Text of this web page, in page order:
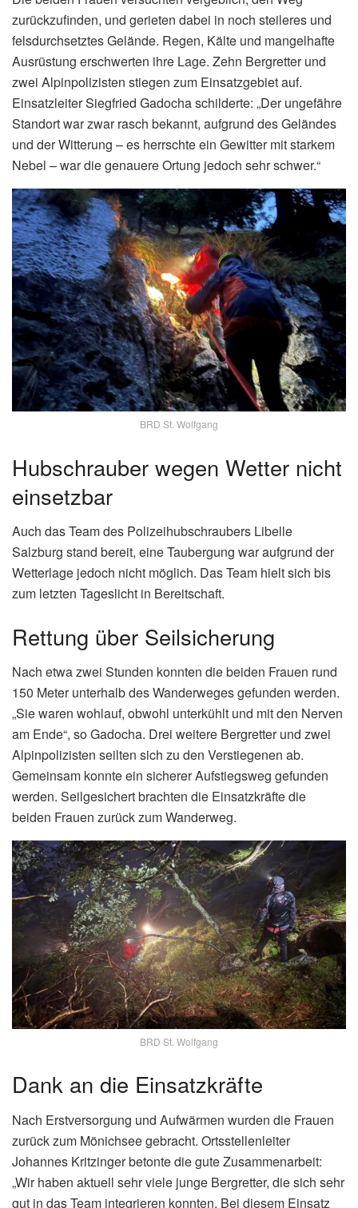
zurückzufinden, und gerieten dabei in noch steileres und
felsdurchsetztes Gelände. Regen, Kälte und mangelhafte
Ausrüstung erschwerten ihre Lage. Zehn Bergretter und
zwei Alpinpolizisten stiegen zum Einsatzgebiet auf.
Einsatzleiter Siegfried Gadocha schilderte: „Der ungefähre
Standort war zwar rasch bekannt, aufgrund des Geländes
und der Witterung – es herrschte ein Gewitter mit starkem
Nebel – war die genauere Ortung jedoch sehr schwer.“
BRD St. Wolfgang
Hubschrauber wegen Wetter nicht
einsetzbar
Auch das Team des Polizeihubschraubers Libelle
Salzburg stand bereit, eine Taubergung war aufgrund der
Wetterlage jedoch nicht möglich. Das Team hielt sich bis
zum letzten Tageslicht in Bereitschaft.
Rettung über Seilsicherung
Nach etwa zwei Stunden konnten die beiden Frauen rund
150 Meter unterhalb des Wanderweges gefunden werden.
„Sie waren wohlauf, obwohl unterkühlt und mit den Nerven
am Ende“, so Gadocha. Drei weitere Bergretter und zwei
Alpinpolizisten seilten sich zu den Verstiegenen ab.
Gemeinsam konnte ein sicherer Aufstiegsweg gefunden
werden. Seilgesichert brachten die Einsatzkräfte die
beiden Frauen zurück zum Wanderweg.
BRD St. Wolfgang
Dank an die Einsatzkräfte
Nach Erstversorgung und Aufwärmen wurden die Frauen
zurück zum Mönichsee gebracht. Ortsstellenleiter
Johannes Kritzinger betonte die gute Zusammenarbeit:
„Wir haben aktuell sehr viele junge Bergretter, die sich sehr
gut in das Team integrieren konnten. Bei diesem Einsatz